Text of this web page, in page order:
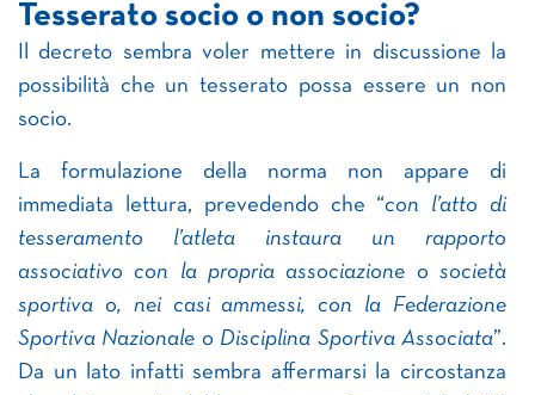
Tesserato socio o non socio?
Il decreto sembra voler mettere in discussione la
possibilità che un tesserato possa essere un non
socio.
La formulazione della norma non appare di
immediata lettura, prevedendo che “con l’atto di
tesseramento l’atleta instaura un rapporto
associativo con la propria associazione o società
sportiva o, nei casi ammessi, con la Federazione
Sportiva Nazionale o Disciplina Sportiva Associata”.
Da un lato infatti sembra affermarsi la circostanza